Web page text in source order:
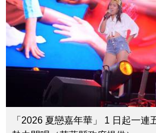
「2026 夏戀嘉年華」 1 日起一